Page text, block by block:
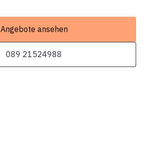
Angebote ansehen
089 21524988